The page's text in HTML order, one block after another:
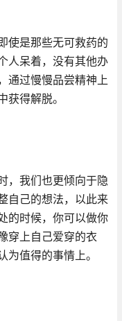
使是那些无可救药的
人呆着，没有其他办
通过慢慢品尝精神上
得解脱。
，我们也更倾向于隐
自己的想法，以此来
的时候，你可以做你
穿上自己爱穿的衣
值得的事情上。